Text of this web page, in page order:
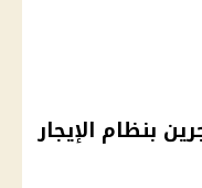
بنظام الإيجار